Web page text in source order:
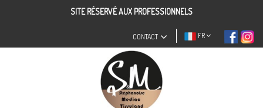
SITE RÉSERVÉ AUX PROFESSIONNELS
FR
CONTACT